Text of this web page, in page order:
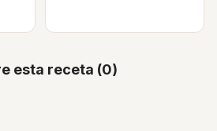
esta receta (0)